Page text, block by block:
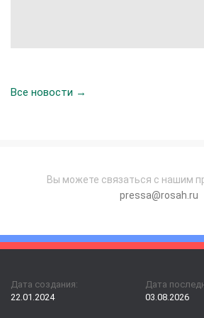
Все новости →
Вы можете связаться с нашим
pressa@rosah.ru
Дата создания:
22.01.2024
Дата
03.08.2026